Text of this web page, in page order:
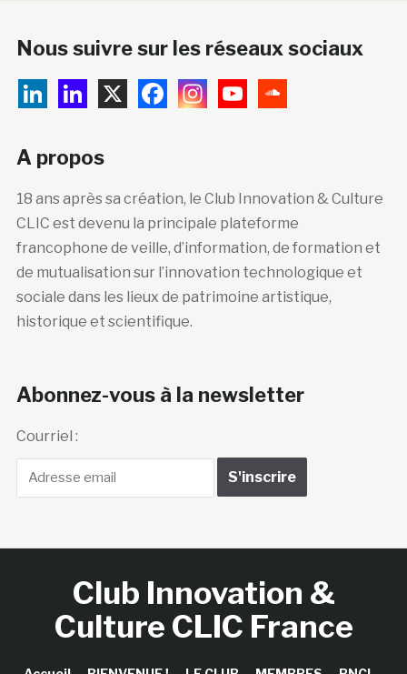
Nous suivre sur les réseaux sociaux
A propos
18 ans après sa création, le Club Innovation & Culture
CLIC est devenu la principale plateforme
francophone de veille, d’information, de formation et
de mutualisation sur l’innovation technologique et
sociale dans les lieux de patrimoine artistique,
historique et scientifique.
Abonnez-vous à la newsletter
Courriel :
Club Innovation &
Culture CLIC France